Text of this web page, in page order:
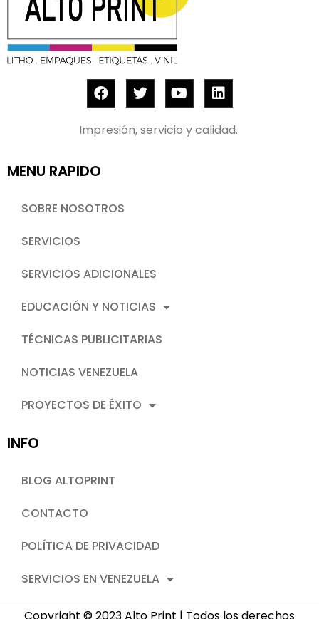
Impresión, servicio y calidad.
MENU RAPIDO
SOBRE NOSOTROS
SERVICIOS
SERVICIOS ADICIONALES
EDUCACIÓN Y NOTICIAS
TÉCNICAS PUBLICITARIAS
NOTICIAS VENEZUELA
PROYECTOS DE ÉXITO
INFO
BLOG ALTOPRINT
CONTACTO
POLÍTICA DE PRIVACIDAD
SERVICIOS EN VENEZUELA